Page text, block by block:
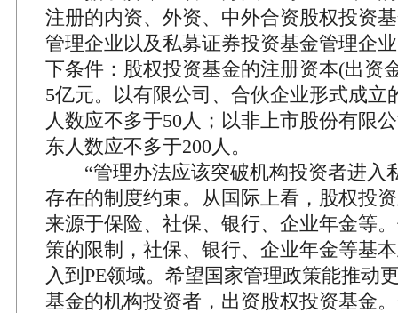
注册的内资、外资、中外合资股权投资
管理企业以及私募证券投资基金管理企
下条件：股权投资基金的注册资本(出资
5亿元。以有限公司、合伙企业形式成立
人数应不多于50人；以非上市股份有限
东人数应不多于200人。
“管理办法应该突破机构投资者进入
存在的制度约束。从国际上看，股权投
来源于保险、社保、银行、企业年金等
策的限制，社保、银行、企业年金等基
入到PE领域。希望国家管理政策能推动
基金的机构投资者，出资股权投资基金